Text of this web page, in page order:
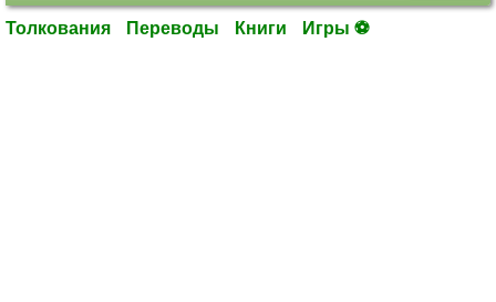
Толкования Переводы Книги Игры ⚽